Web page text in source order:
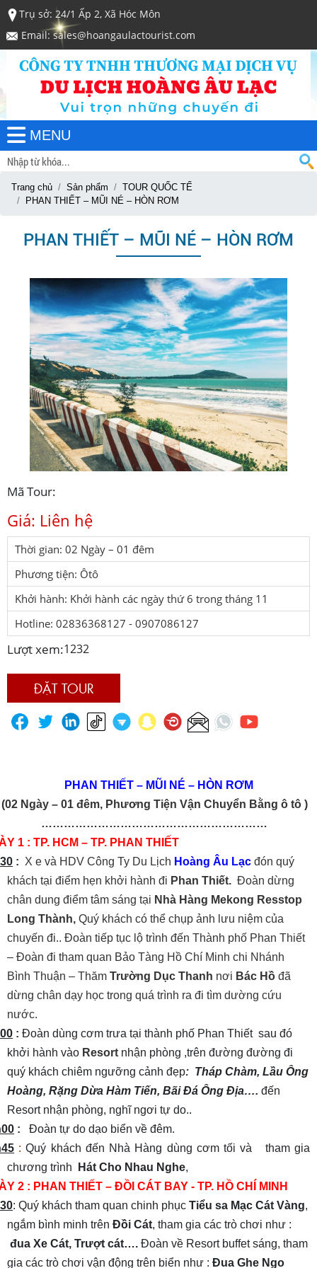
Trụ sở: 24/1 Ấp 2, Xã Hóc Môn
Email: sales@hoangaulactourist.com
MENU
Trang chủ Sản phẩm
TOUR QUỐC TẾ
PHAN THIẾT – MŨI NÉ – HÒN RƠM
PHAN THIẾT – MŨI NÉ – HÒN RƠM
Mã Tour:
Giá: Liên hệ
Thời gian: 02 Ngày – 01 đêm
Phương tiện: Ôtô
Khởi hành: Khởi hành các ngày thứ 6 trong tháng 11
Hotline: 02836368127 - 0907086127
Lượt xem:1232
ĐẶT TOUR
PHAN THIẾT – MŨI NÉ – HÒN RƠM
(02 Ngày – 01 đêm, Phương Tiện Vận Chuyển Bằng ô tô )
……………………………………………………
1 : TP. HCM – TP. PHAN THIẾT
: X e và HDV Công Ty Du Lịch Hoàng Âu Lạc đón quý
khách tại điểm hẹn khởi hành đi Phan Thiết. Đoàn dừng
chân dung điểm tâm sáng tại Nhà Hàng Mekong Resstop
Long Thành, Quý khách có thể chụp ảnh lưu niệm của
chuyến đi.. Đoàn tiếp tục lộ trình đến Thành phố Phan Thiết
– Đoàn đi tham quan Bảo Tàng Hồ Chí Minh chi Nhánh
Bình Thuận – Thăm Trường Dục Thanh nơi Bác Hồ đã
dừng chân dạy học trong quá trình ra đi tìm dường cứu
nước.
: Đoàn dùng cơm trưa tại thành phố Phan Thiết sau đó
khởi hành vào Resort nhận phòng ,trên đường đường đi
quý khách chiêm ngưỡng cảnh đẹp: Tháp Chàm, Lầu Ông
Hoàng, Rặng Dừa Hàm Tiến, Bãi Đá Ông Địa…. đến
Resort nhận phòng, nghĩ ngơi tự do..
:
Đoàn tự do dạo biển về đêm.
: Quý khách đến Nhà Hàng dùng cơm tối và tham gia
chương trình
Hát Cho Nhau Nghe,
2 : PHAN THIẾT – ĐỒI CÁT BAY - TP. HỒ CHÍ MINH
: Quý khách tham quan chinh phụcTiểu sa Mạc Cát Vàng,
ngắm bình minh trên Đồi Cát, tham gia các trò chơi như :
đua Xe Cát, Trượt cát…. Đoàn về Resort buffet sáng, tham
gia các trò chơi vận động trên biển như : Đua Ghe Ngo